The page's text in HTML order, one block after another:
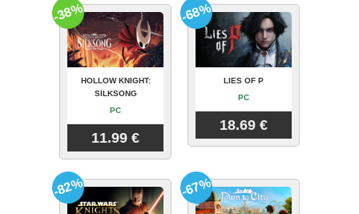
HOLLOW KNIGHT:
SILKSONG
PC
11.99 €
-38%
LIES OF P
PC
18.69 €
-68%
-82% -67%